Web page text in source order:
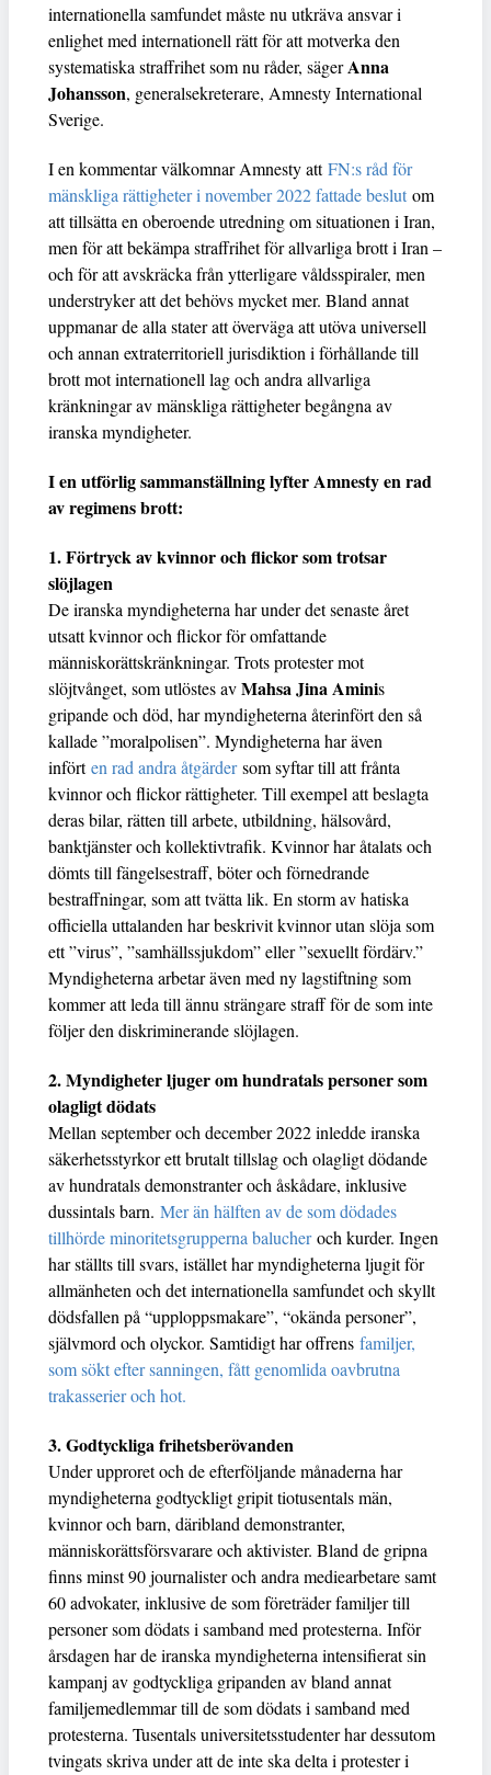
internationella samfundet måste nu utkräva ansvar i
enlighet med internationell rätt för att motverka den
systematiska straffrihet som nu råder, sägerAnna
Johansson, generalsekreterare, Amnesty International
Sverige.
I en kommentar välkomnar Amnesty attFN:s råd för
mänskliga rättigheter i november 2022 fattade beslut om
att tillsätta en oberoende utredning om situationen i Iran,
men för att bekämpa straffrihet för allvarliga brott i Iran –
och för att avskräcka från ytterligare våldsspiraler, men
understryker att det behövs mycket mer. Bland annat
uppmanar de alla stater att överväga att utöva universell
och annan extraterritoriell jurisdiktion i förhållande till
brott mot internationell lag och andra allvarliga
kränkningar av mänskliga rättigheter begångna av
iranska myndigheter.
I en utförlig sammanställning lyfter Amnesty en rad
av regimens brott:
1. Förtryck av kvinnor och flickor som trotsar
slöjlagen
De iranska myndigheterna har under det senaste året
utsatt kvinnor och flickor för omfattande
människorättskränkningar. Trots protester mot
slöjtvånget, som utlöstes avMahsa Jina Aminis
gripande och död, har myndigheterna återinfört den så
kallade ”moralpolisen”. Myndigheterna har även
införten rad andra åtgärdersom syftar till att frånta
kvinnor och flickor rättigheter. Till exempel att beslagta
deras bilar, rätten till arbete, utbildning, hälsovård,
banktjänster och kollektivtrafik. Kvinnor har åtalats och
dömts till fängelsestraff, böter och förnedrande
bestraffningar, som att tvätta lik. En storm av hatiska
officiella uttalanden har beskrivit kvinnor utan slöja som
ett ”virus”, ”samhällssjukdom” eller ”sexuellt fördärv.”
Myndigheterna arbetar även med ny lagstiftning som
kommer att leda till ännu strängare straff för de som inte
följer den diskriminerande slöjlagen.
2. Myndigheter ljuger om hundratals personer som
olagligt dödats
Mellan september och december 2022 inledde iranska
säkerhetsstyrkor ett brutalt tillslag och olagligt dödande
av hundratals demonstranter och åskådare, inklusive
dussintals barn. Mer än hälften av de som dödades
tillhörde minoritetsgrupperna balucheroch kurder. Ingen
har ställts till svars, istället har myndigheterna ljugit för
allmänheten och det internationella samfundet och skyllt
dödsfallen på “upploppsmakare”, “okända personer”,
självmord och olyckor. Samtidigt har offrens familjer,
som sökt efter sanningen, fått genomlida oavbrutna
trakasserier och hot.
3. Godtyckliga frihetsberövanden
Under upproret och de efterföljande månaderna har
myndigheterna godtyckligt gripit tiotusentals män,
kvinnor och barn, däribland demonstranter,
människorättsförsvarare och aktivister. Bland de gripna
finns minst 90 journalister och andra mediearbetare samt
60 advokater, inklusive de som företräder familjer till
personer som dödats i samband med protesterna. Inför
årsdagen har de iranska myndigheterna intensifierat sin
kampanj av godtyckliga gripanden av bland annat
familjemedlemmar till de som dödats i samband med
protesterna. Tusentals universitetsstudenter har dessutom
tvingats skriva under att de inte ska delta i protester i